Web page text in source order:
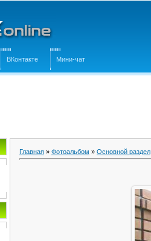
ВКонтакте Мини-чат
Главная » Фотоальбом » Основной раздел